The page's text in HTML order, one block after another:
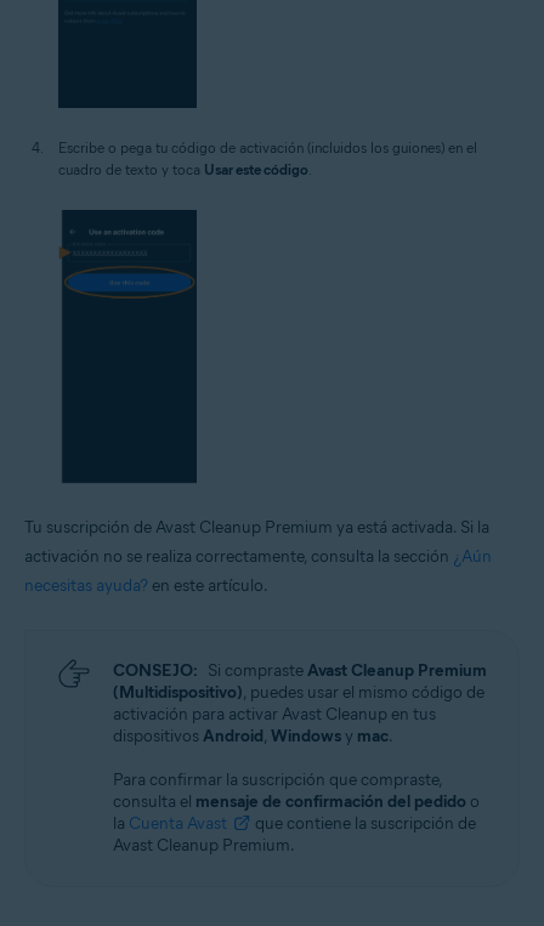
Escribe o pega tu código de activación (incluidos los guiones) en el
cuadro de texto y toca Usar este código
Tu suscripción de Avast Cleanup Premium ya está activada. Si la
activación no se realiza correctamente, consulta la sección ¿Aún
necesitas ayuda? en este artículo.
CONSEJO: Si comprasteAvast Cleanup Premium
(Multidispositivo), puedes usar el mismo código de
activación para activar Avast Cleanup en tus
dispositivosAndroid, Windowsy mac.
Para confirmar la suscripción que compraste,
consulta el mensaje de confirmación del pedido o
la Cuenta Avast
que contiene la suscripción de
Avast Cleanup Premium.